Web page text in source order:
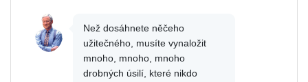
Než dosáhnete něčeho
užitečného, ​​musíte vynaložit
mnoho, mnoho, mnoho
drobných úsilí, které nikdo